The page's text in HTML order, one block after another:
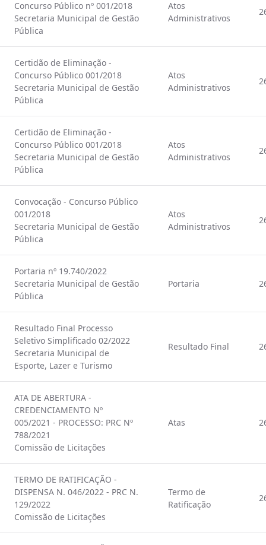
Concurso Público nº 001/2018
Secretaria Municipal de Gestão
Pública
Atos
Administrativos
Certidão de Eliminação -
Concurso Público 001/2018
Secretaria Municipal de Gestão
Pública
Atos
Administrativos
Certidão de Eliminação -
Concurso Público 001/2018
Secretaria Municipal de Gestão
Pública
Atos
Administrativos
Convocação - Concurso Público
001/2018
Secretaria Municipal de Gestão
Pública
Atos
Administrativos
Portaria nº 19.740/2022
Secretaria Municipal de Gestão
Pública
Portaria
Resultado Final Processo
Seletivo Simplificado 02/2022
Secretaria Municipal de
Esporte, Lazer e Turismo
Resultado Final
ATA DE ABERTURA -
CREDENCIAMENTO Nº
005/2021 - PROCESSO: PRC Nº
788/2021
Comissão de Licitações
Atas
TERMO DE RATIFICAÇÃO -
DISPENSA N. 046/2022 - PRC N.
129/2022
Comissão de Licitações
Termo de
Ratificação